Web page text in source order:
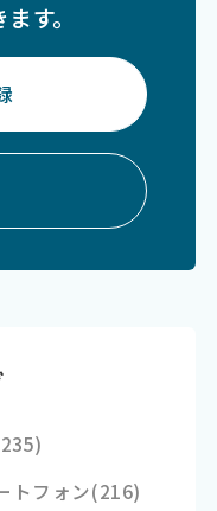
す。
トフォン(216)